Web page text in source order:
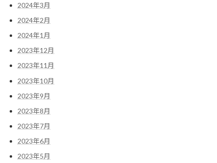
2024年3月
2024年2月
2024年1月
2023年12月
2023年11月
2023年10月
2023年9月
2023年8月
2023年7月
2023年6月
2023年5月